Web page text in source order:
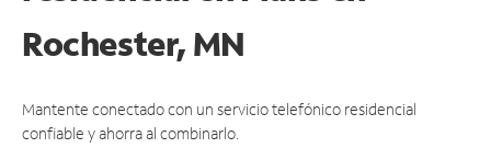
Rochester, MN
Mantente conectado con un servicio telefónico residencial
confiable y ahorra al combinarlo.